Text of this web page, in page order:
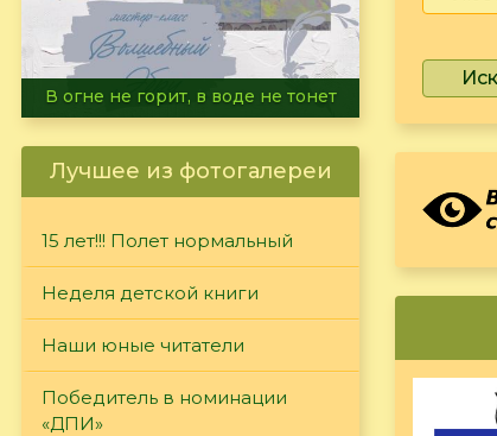
Летние турниры Warhammer
Лучшее из фотогалереи
15 лет!!! Полет нормальный
Неделя детской книги
Наши юные читатели
Победитель в номинации
«ДПИ»